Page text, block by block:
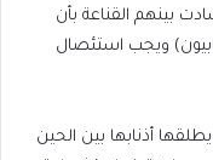
بينهم القناعة بأن
ويجب استئصال
أذنابها بين الحين